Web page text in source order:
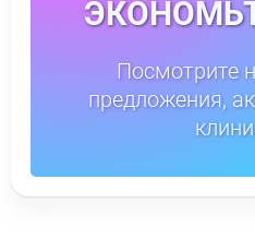
Посмотрите
предложения,